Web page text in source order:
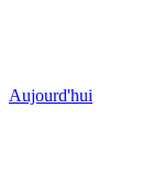
Aujourd'hui